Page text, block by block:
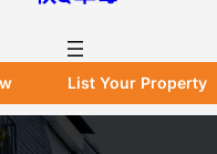
List Your Property